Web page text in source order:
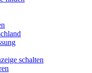
schalten